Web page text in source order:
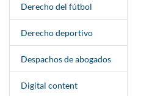
Derecho del fútbol
Derecho deportivo
Despachos de abogados
Digital content